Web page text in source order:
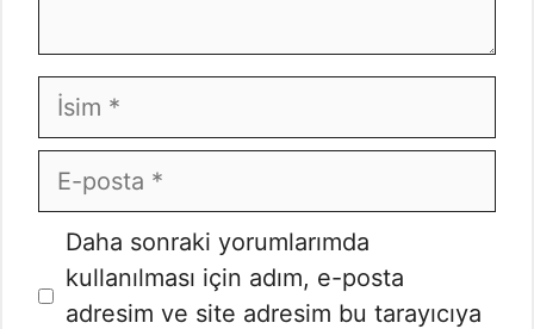
İsim
E-
posta
İnternet
sitesi
Daha sonraki yorumlarımda
kullanılması için adım, e-posta
adresim ve site adresim bu tarayıcıya